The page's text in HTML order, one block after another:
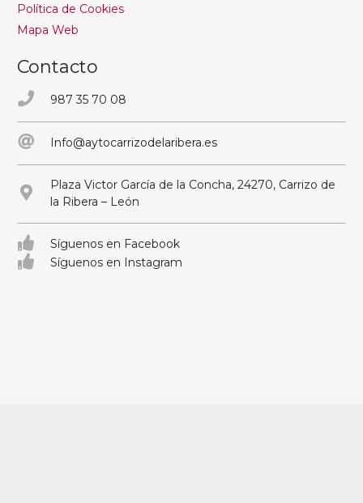
Política de Cookies
Mapa Web
Contacto
987 35 70 08
Info@aytocarrizodelaribera.es
Plaza Victor García de la Concha, 24270, Carrizo de
la Ribera – León
Síguenos en Facebook
Síguenos en Instagram